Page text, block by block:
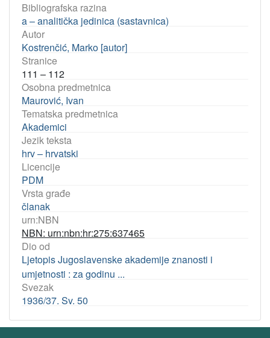
Bibliografska razina
a – analitička jedinica (sastavnica)
Autor
Kostrenčić, Marko [autor]
Stranice
111 – 112
Osobna predmetnica
Maurović, Ivan
Tematska predmetnica
Akademici
Jezik teksta
hrv – hrvatski
Licencije
PDM
Vrsta građe
članak
urn:NBN
NBN: urn:nbn:hr:275:637465
Dio od
Ljetopis Jugoslavenske akademije znanosti i
umjetnosti : za godinu ...
Svezak
1936/37. Sv. 50